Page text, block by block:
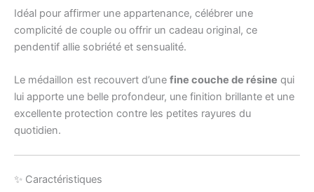
Idéal pour affirmer une appartenance, célébrer une
complicité de couple ou offrir un cadeau original, ce
pendentif allie sobriété et sensualité.
Le médaillon est recouvert d’une fine couche de résine qui
lui apporte une belle profondeur, une finition brillante et une
excellente protection contre les petites rayures du
quotidien.
✨ Caractéristiques